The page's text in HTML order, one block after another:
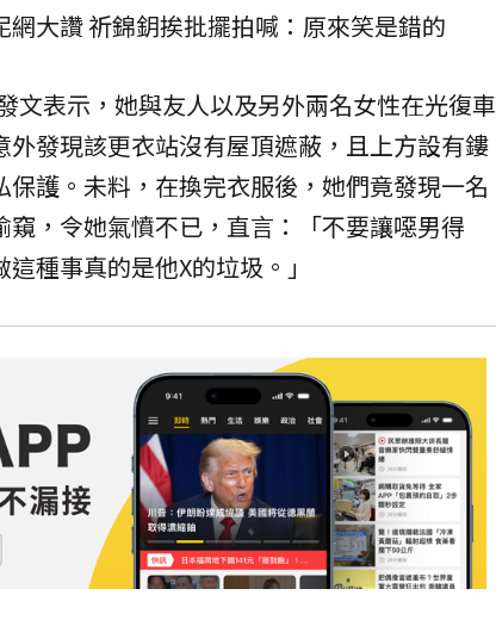
網大讚 祈錦鈅挨批擺拍喊：原來笑是錯的
文表示，她與友人以及另外兩名女性在光復車
發現該更衣站沒有屋頂遮蔽，且上方設有鏤
護。未料，在換完衣服後，她們竟發現一名
，令她氣憤不已，直言：「不要讓噁男得
種事真的是他X的垃圾。」